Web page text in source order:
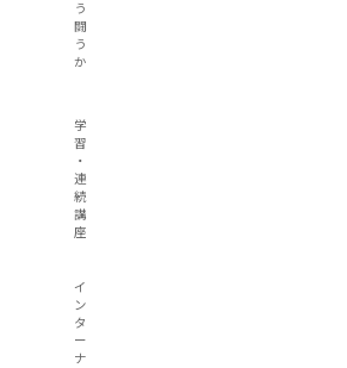
う
闘
う
か
学
習
・
連
続
講
座
イ
ン
タ
ー
ナ